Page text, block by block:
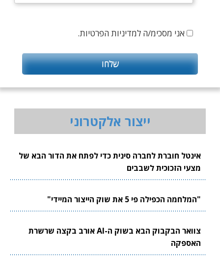
אני מסכימ/ה למדיניות הפרטיות.
ייצור אלקטרוני
אינטל חוברת לחברה סינית כדי לפתח את הדור הבא של
מצעי הזכוכית לשבבים
"המלחמה הכפילה פי 5 את שוק הייצור המיידי"
צוואר הבקבוק הבא בשוק ה-AI אורב בקצה שרשרת
האספקה